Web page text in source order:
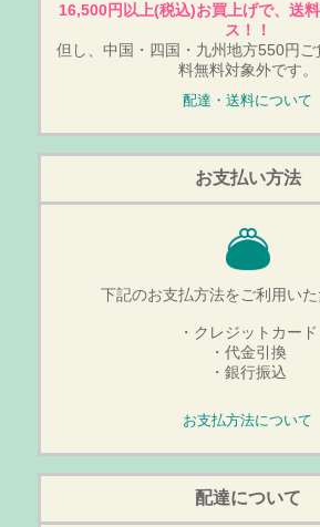
16,500円以上(税込)お買上げで、送
ス！！
但し、中国・四国・九州地方550円
料無料対象外です。
配達・送料について
お支払い方法
下記のお支払方法をご利用いた
・クレジットカード
・代金引換
・銀行振込
お支払方法について
配達について